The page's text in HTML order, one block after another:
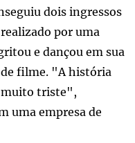
dois ingressos
por uma
e dançou em sua
de filme. "A história
muito triste",
uma empresa de